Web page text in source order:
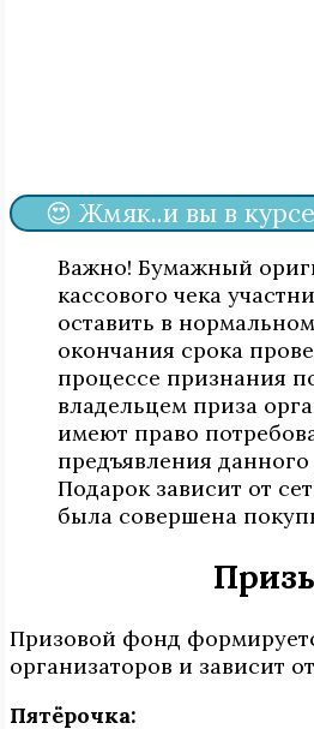
😍 Жмяк..и вы в
Важно! Бумажный
кассового чека
оставить в
окончания срока
процессе признания
владельцем приза
имеют право
предъявления
Подарок зависит от
была совершена
Призовой фонд
организаторов и зависит
Пятёрочка: